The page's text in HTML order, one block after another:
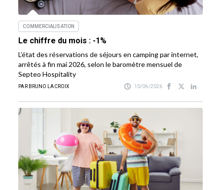
COMMERCIALISATION
Le chiffre du mois : -1%
L’état des réservations de séjours en camping par internet,
arrêtés à fin mai 2026, selon le baromètre mensuel de
Septeo Hospitality
PAR BRUNO LACROIX 10/06/2026